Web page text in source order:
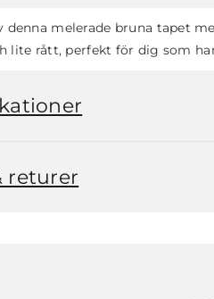
denna melerade bruna tapet
lite rått, perfekt för dig som
returer